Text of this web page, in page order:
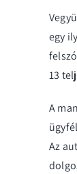
egy
13
A
Az